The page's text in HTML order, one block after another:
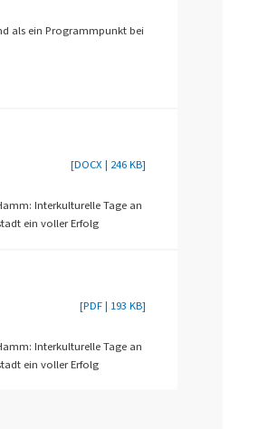
als ein Programmpunkt bei
[DOCX | 246 KB]
Interkulturelle Tage an
ein voller Erfolg
[PDF | 193 KB]
Interkulturelle Tage an
ein voller Erfolg